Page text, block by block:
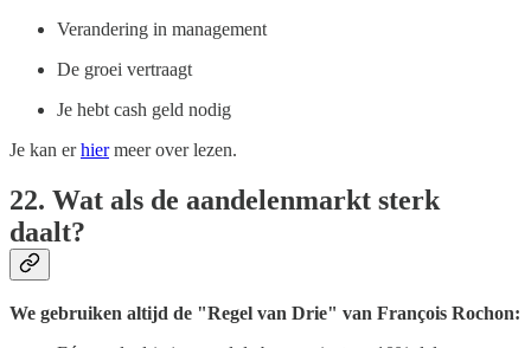
Verandering in management
De groei vertraagt
Je hebt cash geld nodig
Je kan erhiermeer over lezen.
22. Wat als de aandelenmarkt sterk
daalt?
We gebruiken altijd de "Regel van Drie" van François Rochon: